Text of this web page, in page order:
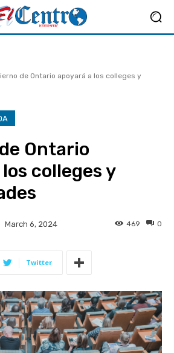
de Ontario apoyará a los colleges y
Ontario
colleges y
March 6, 2024 0
469
Twitter